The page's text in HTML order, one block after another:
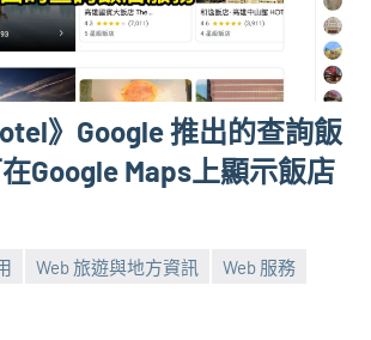
》Google 推出的查詢飯
Google Maps上顯示飯店
Web 旅遊與地方資訊
Web 服務